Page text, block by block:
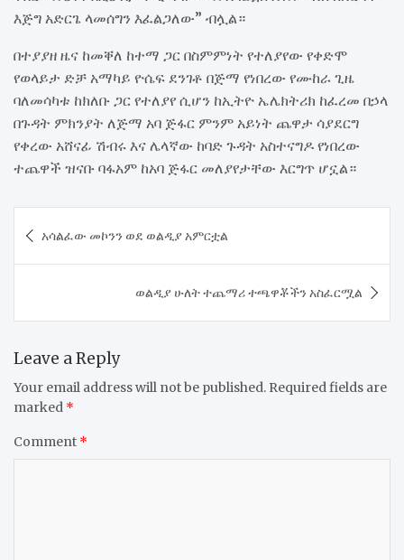
እጅግ አድርጌ ላመሰግን እፈልጋለው” ብሏል።
በተያያዘ ዜና ከመቐለ ከተማ ጋር በስምምነት የተለያየው የቀድሞ
የወላይታ ድቻ አማካይ ዮሴፍ ደንገቶ በጅማ የነበረው የሙከራ ጊዜ
ባለመሳካቱ ከክለቡ ጋር የተለያየ ሲሆን ከኢትዮ ኤሌክትሪክ ከፈረመ በኃላ
በጉዳት ምክንያት ለጅማ አባ ጅፋር ምንም አይነት ጨዋታ ሳያደርግ
የቀረው አሸናፊ ሽብሩ እና ሌላኛው ከባድ ጉዳት አስተናግዶ የነበረው
ተጨዋች ዝናቡ ባፋአም ከአባ ጅፋር መለያየታቸው እርግጥ ሆኗል።
navigation
አሳልፈው መኮንን ወደ ወልዲያ አምርቷል
ወልዲያ ሁለት ተጨማሪ ተጫዋቾችን አስፈርሟል
Leave a Reply
Your email address will not be published. Required fields are
marked *
Comment *